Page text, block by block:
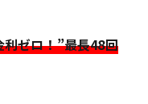
ゼロ！”最長48回